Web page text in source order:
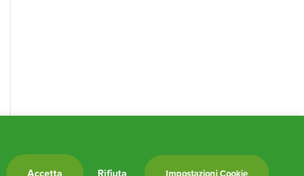
Accetta Rifiuta Impostazioni Cookie